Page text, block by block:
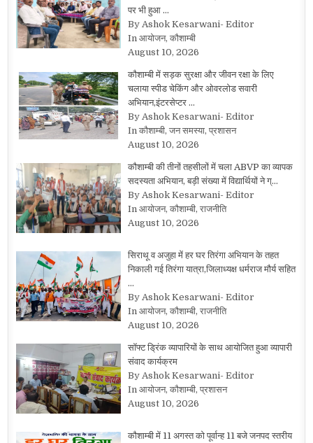
पर भी हुआ …
By Ashok Kesarwani- Editor
In आयोजन, कौशाम्बी
August 10, 2026
कौशाम्बी में सड़क सुरक्षा और जीवन रक्षा के लिए
चलाया स्पीड चेकिंग और ओवरलोड सवारी
अभियान,इंटरसेप्टर …
By Ashok Kesarwani- Editor
In कौशाम्बी, जन समस्या, प्रशासन
August 10, 2026
कौशाम्बी की तीनों तहसीलों में चला ABVP का व्यापक
सदस्यता अभियान, बड़ी संख्या में विद्यार्थियों ने ग्…
By Ashok Kesarwani- Editor
In आयोजन, कौशाम्बी, राजनीति
August 10, 2026
सिराथू व अजुहा में हर घर तिरंगा अभियान के तहत
निकाली गई तिरंगा यात्रा,जिलाध्यक्ष धर्मराज मौर्य सहित
…
By Ashok Kesarwani- Editor
In आयोजन, कौशाम्बी, राजनीति
August 10, 2026
सॉफ्ट ड्रिंक व्यापारियों के साथ आयोजित हुआ व्यापारी
संवाद कार्यक्रम
By Ashok Kesarwani- Editor
In आयोजन, कौशाम्बी, प्रशासन
August 10, 2026
कौशाम्बी में 11 अगस्त को पूर्वान्ह 11 बजे जनपद स्तरीय